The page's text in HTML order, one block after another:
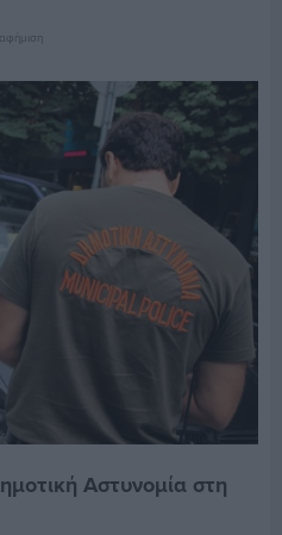
Αστυνομία στη